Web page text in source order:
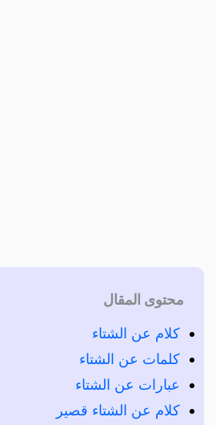
محتوى المقال
كلام عن الشتاء
كلمات عن الشتاء
عبارات عن الشتاء
كلام عن الشتاء قصير